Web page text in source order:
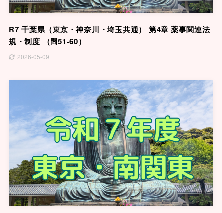
R7 千葉県（東京・神奈川・埼玉共通） 第4章 薬事関連法
規・制度 （問51-60）
2026-05-09